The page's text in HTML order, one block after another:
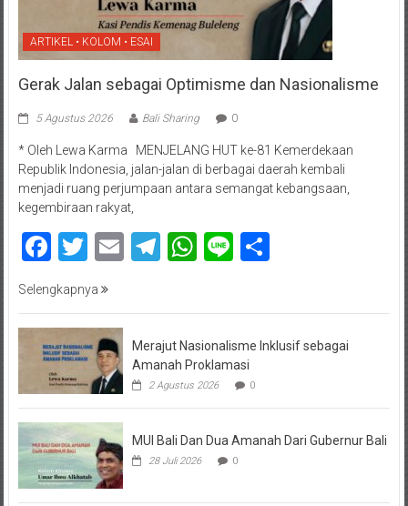
ARTIKEL • KOLOM • ESAI
Gerak Jalan sebagai Optimisme dan Nasionalisme
5 Agustus 2026 Bali Sharing 0
* Oleh Lewa Karma MENJELANG HUT ke-81 Kemerdekaan
Republik Indonesia, jalan-jalan di berbagai daerah kembali
menjadi ruang perjumpaan antara semangat kebangsaan,
kegembiraan rakyat,
Facebook
Twitter
EmailTelegram
WhatsApp
LineShare
Selengkapnya
Merajut Nasionalisme Inklusif sebagai
Amanah Proklamasi
2 Agustus 2026 0
MUI Bali Dan Dua Amanah Dari Gubernur Bali
28 Juli 2026 0